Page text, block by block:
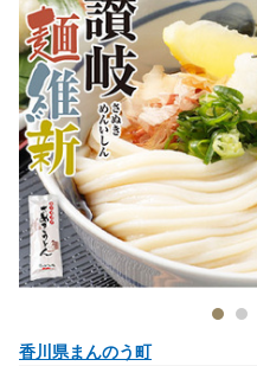
香川県まんのう町